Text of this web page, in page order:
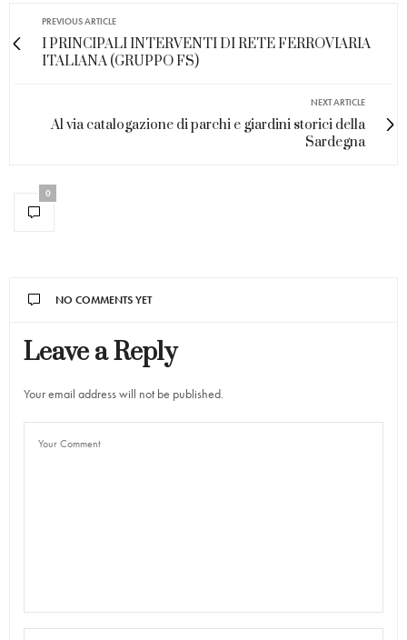
PREVIOUS ARTICLE
I PRINCIPALI INTERVENTI DI RETE FERROVIARIA
ITALIANA (GRUPPO FS)
NEXT ARTICLE
Al via catalogazione di parchi e giardini storici della
Sardegna
0
NO COMMENTS YET
Leave a Reply
Your email address will not be published.